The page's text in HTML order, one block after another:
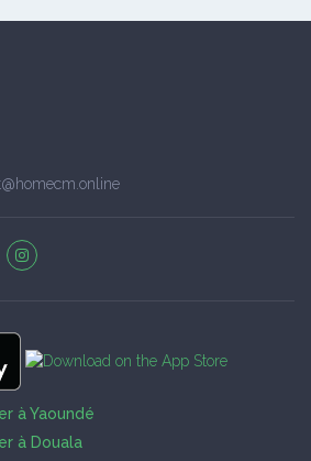
à Yaoundé
à Douala